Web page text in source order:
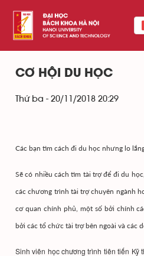
CƠ HỘI DU HỌC
Thứ ba - 20/11/2018 20:29
Các bạn tìm cách đi du học nhưng lo
Sẽ có nhiều cách tìm tài trợ để đi du
các chương trình tài trợ chuyên ngành
cơ quan chính phủ, một số bởi chính
bởi các tổ chức tài trợ bên ngoài và các
Sinh viên học chương trình tiên tiến Kỹ